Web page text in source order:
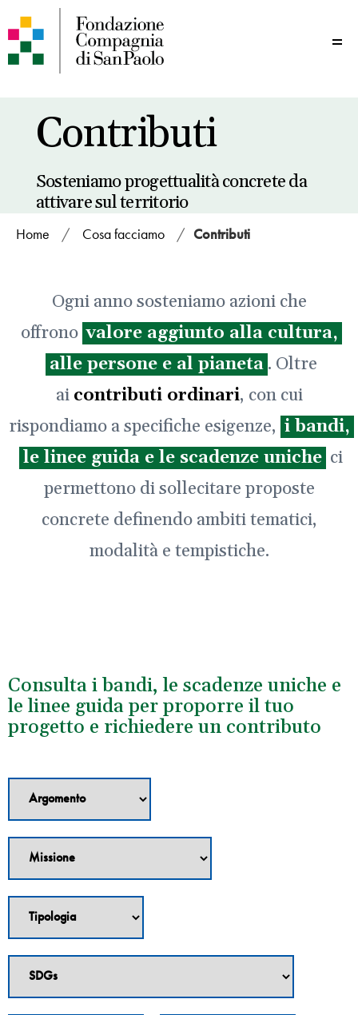
Contributi
Sosteniamo progettualità concrete da
attivare sul territorio
Home / Cosa facciamo / Contributi
Ogni anno sosteniamo azioni che
offrono valore aggiunto alla cultura,
alle persone e al pianeta . Oltre
ai contributi ordinari, con cui
rispondiamo a specifiche esigenze, i bandi,
le linee guida e le scadenze uniche ci
permettono di sollecitare proposte
concrete definendo ambiti tematici,
modalità e tempistiche.
Consulta i bandi, le scadenze uniche e
le linee guida per proporre il tuo
progetto e richiedere un contributo